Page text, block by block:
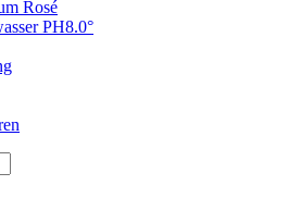
Rosé
PH8.0°